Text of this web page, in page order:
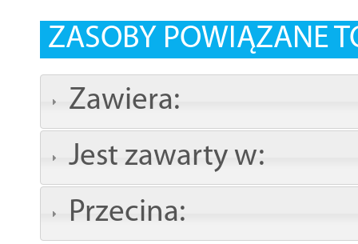
ZASOBY POWIĄZANE
Zawiera:
Jest zawarty w:
Przecina: